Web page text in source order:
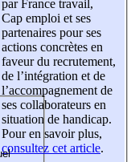
par France travail,
Cap emploi et ses
partenaires pour ses
actions concrètes en
faveur du recrutement,
de l’intégration et de
l’accompagnement de
ses collaborateurs en
situation de handicap.
Pour en savoir plus,
consultez cet article.